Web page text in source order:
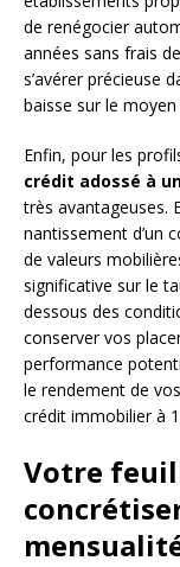
de renégocier
années sans frais
s’avérer précieuse
baisse sur le
Enfin, pour les
crédit adossé à
très avantageuses.
nantissement d’un
de valeurs
significative sur le
dessous des
conserver vos
performance
le rendement de
crédit immobilier à
Votre